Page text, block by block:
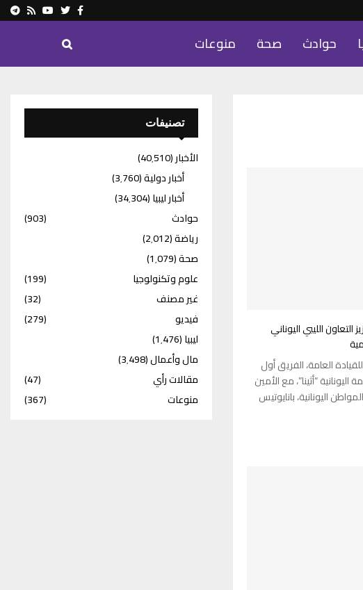
Facebook
Twitter
Youtube
Rss
حوادث صحة منوعات
الليبي اليوناني
العامة، الفريق أول
“أثينا”، مع الأمين
اليونانية، بانايوتيس
تصنيفات
الأخبار(40٬510)
أخبار دولية(3٬760)
أخبار ليبيا(34٬304)
حوادث
(903)
رياضة(2٬012)
صحة(1٬079)
علوم وتكنولوجيا
(199)
غير مصنف
(32)
فيديو
(279)
ليبيا(1٬476)
مال وأعمال(3٬498)
مقالات رأي
(47)
منوعات
(367)